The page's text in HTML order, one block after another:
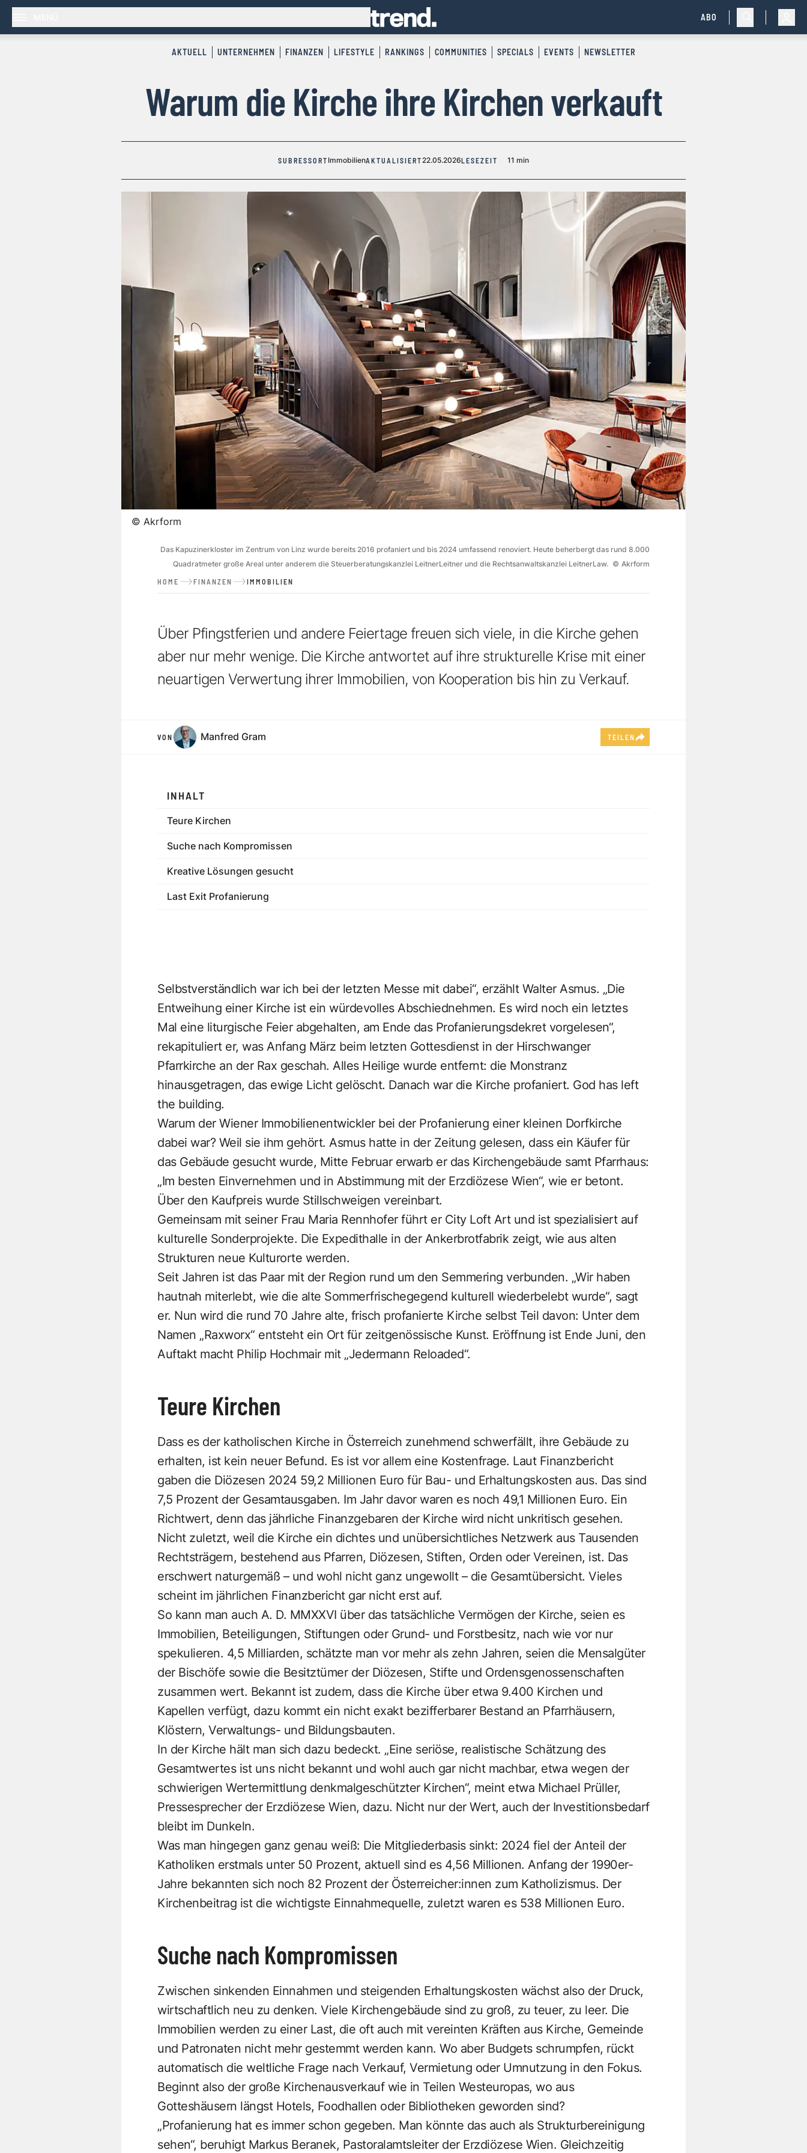
ABO
AKTUELL UNTERNEHMEN FINANZEN LIFESTYLE RANKINGS COMMUNITIES SPECIALS EVENTS NEWSLETTER
Warum die Kirche ihre Kirchen verkauft
SUBRESSORT ImmobilienAKTUALISIERT22.05.2026LESEZEIT 11 min
© Akrform
Das Kapuzinerkloster im Zentrum von Linz wurde bereits 2016 profaniert und bis 2024 umfassend renoviert. Heute beherbergt das rund 8.000
Quadratmeter große Areal unter anderem die Steuerberatungskanzlei LeitnerLeitner und die Rechtsanwaltskanzlei Leitner­Law. © Akrform
HOME FINANZEN IMMOBILIEN
Über Pfingstferien und andere Feiertage freuen sich viele, in die Kirche gehen
aber nur mehr wenige. Die Kirche antwortet auf ihre strukturelle Krise mit einer
neuartigen Verwertung ihrer Immobilien, von Kooperation bis hin zu Verkauf.
VON Manfred Gram TEILEN
INHALT
Teure Kirchen
Suche nach Kompromissen
Kreative Lösungen gesucht
Last Exit Profanierung
Selbstverständlich war ich bei der letzten Messe mit dabei“, erzählt Walter ­Asmus. „Die
Entweihung einer Kirche ist ein würdevolles Abschiednehmen. Es wird noch ein letztes
Mal eine liturgische Feier abgehalten, am Ende das Profanierungsdekret vorgelesen“,
rekapituliert er, was Anfang März beim letzten Gottesdienst in der Hirschwanger
Pfarrkirche an der Rax geschah. Alles Heilige wurde entfernt: die Monstranz
hinausgetragen, das ewige Licht gelöscht. Danach war die Kirche profaniert. God has left
the building.
Warum der Wiener Immobilienentwickler bei der Profanierung einer kleinen Dorfkirche
dabei war? Weil sie ihm gehört. Asmus hatte in der Zeitung gelesen, dass ein Käufer für
das Gebäude gesucht wurde, Mitte Februar erwarb er das Kirchengebäude samt Pfarrhaus:
„Im besten Einvernehmen und in Abstimmung mit der Erzdiözese Wien“, wie er betont.
Über den Kaufpreis wurde Stillschweigen vereinbart.
Gemeinsam mit seiner Frau Maria Rennhofer führt er City Loft Art und ist spezialisiert auf
kulturelle Sonderprojekte. Die Expedithalle in der Ankerbrotfabrik zeigt, wie aus alten
Strukturen neue Kulturorte werden.
Seit Jahren ist das Paar mit der Region rund um den Semmering verbunden. „Wir haben
hautnah miterlebt, wie die alte Sommerfrischegegend kulturell wiederbelebt wurde“, sagt
er. Nun wird die rund 70 Jahre alte, frisch profanierte Kirche selbst Teil davon: Unter dem
Namen „Raxworx“ entsteht ein Ort für zeitgenössische Kunst. Eröffnung ist Ende Juni, den
Auftakt macht Philip Hochmair mit „Jedermann Reloaded“.
Teure Kirchen
Dass es der katholischen Kirche in Österreich zunehmend schwerfällt, ihre Gebäude zu
erhalten, ist kein neuer Befund. Es ist vor allem eine Kostenfrage. Laut Finanzbericht
gaben die Diözesen 2024 59,2 Millionen Euro für Bau- und Erhaltungskosten aus. Das sind
7,5 Prozent der Gesamtausgaben. Im Jahr davor waren es noch 49,1 Millionen Euro. Ein
Richtwert, denn das jährliche Finanzgebaren der Kirche wird nicht unkritisch gesehen.
Nicht zuletzt, weil die Kirche ein dichtes und unübersichtliches Netzwerk aus Tausenden
Rechtsträgern, bestehend aus Pfarren, Diözesen, Stiften, Orden oder Vereinen, ist. Das
erschwert naturgemäß – und wohl nicht ganz ungewollt – die Gesamtübersicht. Vieles
scheint im jährlichen Finanzbericht gar nicht erst auf.
So kann man auch A. D. MMXXVI über das tatsächliche Vermögen der Kirche, seien es
Immobilien, Beteiligungen, Stiftungen oder Grund- und Forstbesitz, nach wie vor nur
spekulieren. 4,5 Milliarden, schätzte man vor mehr als zehn Jahren, seien die Mensalgüter
der Bischöfe sowie die Besitztümer der Diözesen, Stifte und Ordensgenossenschaften
zusammen wert. Bekannt ist zudem, dass die Kirche über etwa 9.400 Kirchen und
Kapellen verfügt, dazu kommt ein nicht exakt bezifferbarer Bestand an Pfarrhäusern,
Klöstern, Verwaltungs- und Bildungsbauten. ­
In der Kirche hält man sich dazu bedeckt. „Eine seriöse, realistische Schätzung des
Gesamtwertes ist uns nicht bekannt und wohl auch gar nicht machbar, etwa wegen der
schwierigen Wertermittlung denkmalgeschützter Kirchen“, meint etwa Michael Prüller,
Pressesprecher der Erzdiözese Wien, dazu. Nicht nur der Wert, auch der Investitionsbedarf
bleibt im Dunkeln.
Was man hingegen ganz genau weiß: Die Mitgliederbasis sinkt: 2024 fiel der Anteil der
Katholiken erstmals unter 50 Prozent, aktuell sind es 4,56 Millionen. Anfang der 1990er-
Jahre bekannten sich noch 82 Prozent der Österreicher:innen zum Katholizismus. Der
Kirchenbeitrag ist die wichtigste Einnahmequelle, zuletzt waren es 538 Millionen Euro.
Suche nach Kompromissen
Zwischen sinkenden Einnahmen und steigenden Erhaltungskosten wächst also der Druck,
wirtschaftlich neu zu denken. Viele Kirchengebäude sind zu groß, zu teuer, zu leer. Die
Immobilien werden zu einer Last, die oft auch mit vereinten Kräften aus Kirche, Gemeinde
und Patronaten nicht mehr gestemmt werden kann. Wo aber Budgets schrumpfen, rückt
automatisch die weltliche Frage nach Verkauf, Vermietung oder Umnutzung in den Fokus.
Beginnt also der große Kirchenausverkauf wie in Teilen Westeuropas, wo aus
Gotteshäusern längst Hotels, Foodhallen oder Bibliotheken geworden sind?
„Profanierung hat es immer schon gegeben. Man könnte das auch als Strukturbereinigung
sehen“, beruhigt Markus Beranek, Pastoralamtsleiter der Erzdiözese Wien. Gleichzeitig